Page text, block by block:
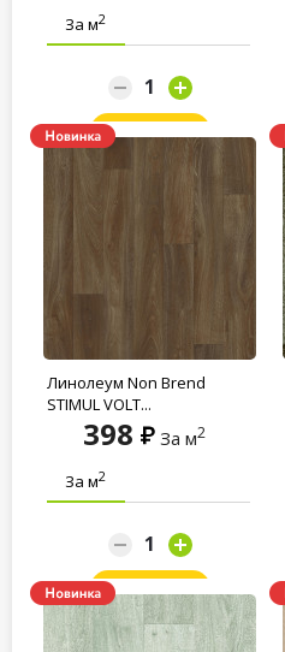
За м2
Заказать
Линолеум Non Brend
STIMUL VOLT...
398 За м2
За м2
Заказать